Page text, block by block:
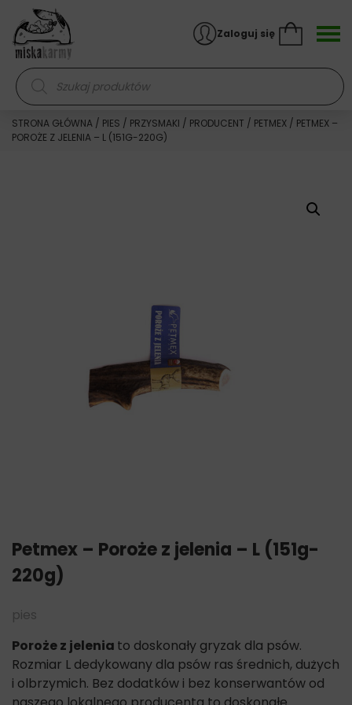
Skocz do treści
Wyszukiwarka produktów
Zaloguj się
STRONA GŁÓWNA / PIES / PRZYSMAKI / PRODUCENT / PETMEX / PETMEX –
POROŻE Z JELENIA – L (151G-220G)
Petmex – Poroże z jelenia – L (151g-
220g)
pies
Poroże z jelenia to doskonały gryzak dla psów.
Rozmiar L dedykowany dla psów ras średnich, dużych
i olbrzymich. Bez dodatków i bez konserwantów od